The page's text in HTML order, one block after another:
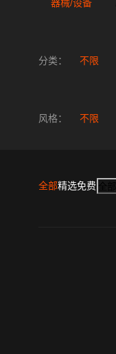
器械/设备
分类： 不限
风格： 不限
全部精选免费